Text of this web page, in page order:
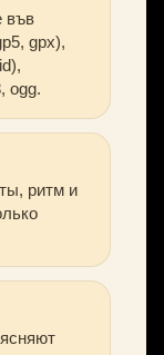
във
gpx),
ogg.
ритм и